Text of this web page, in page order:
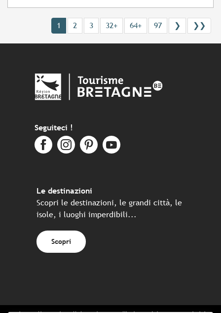
1 2 3 32+ 64+ 97 ❯ ❯❯
Seguiteci !
Le destinazioni
Scopri le destinazioni, le grandi città, le
isole, i luoghi imperdibili...
Scopri